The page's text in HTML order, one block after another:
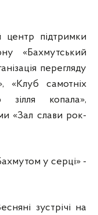
центр підтримки
«Бахмутський
перегляду
«Клуб самотніх
копала»,
«Зал слави рок-
у серці» -
зустрічі на